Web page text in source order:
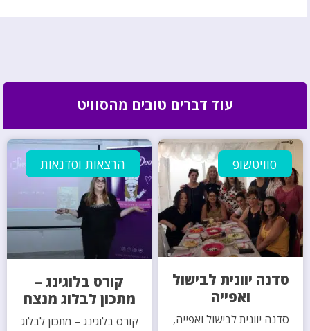
עוד דברים טובים מהסוויט
סוויטשופ
סדנה יוונית לבישול
ואפייה
סדנה יוונית לבישול ואפייה,
הרצאות וסדנאות
קורס בלוגינג –
מתכון לבלוג מנצח
קורס בלוגינג – מתכון לבלוג